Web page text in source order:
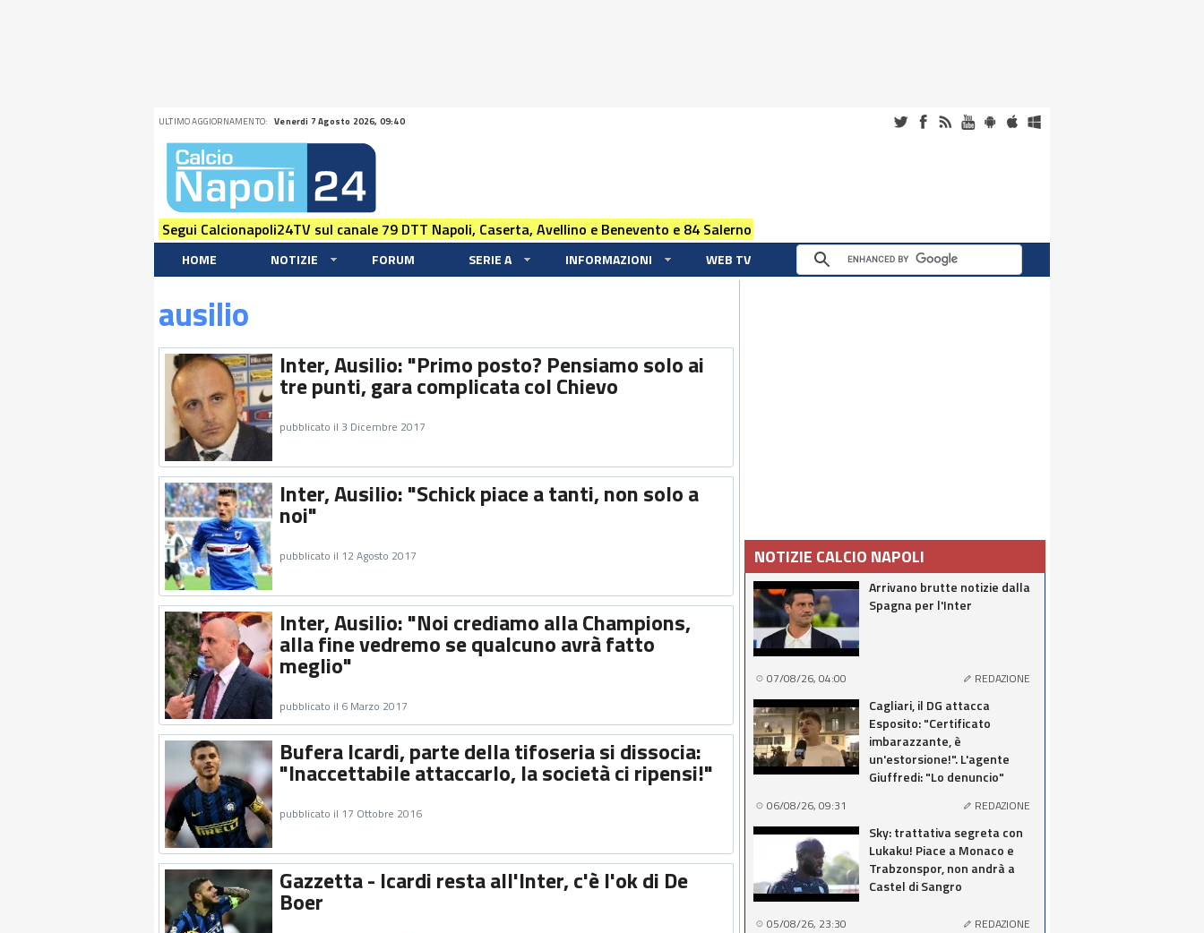
ULTIMO AGGIORNAMENTO: Venerdi 7 Agosto 2026, 09:40
Segui Calcionapoli24TV sul canale 79 DTT Napoli, Caserta, Avellino e Benevento e 84 Salerno
HOME NOTIZIE FORUM SERIE A INFORMAZIONI WEB TV
ausilio
Inter, Ausilio: "Primo posto? Pensiamo solo ai
tre punti, gara complicata col Chievo
pubblicato il 3 Dicembre 2017
Inter, Ausilio: "Schick piace a tanti, non solo a
noi"
pubblicato il 12 Agosto 2017
Inter, Ausilio: "Noi crediamo alla Champions,
alla fine vedremo se qualcuno avrà fatto
meglio"
pubblicato il 6 Marzo 2017
Bufera Icardi, parte della tifoseria si dissocia:
"Inaccettabile attaccarlo, la società ci ripensi!"
pubblicato il 17 Ottobre 2016
Gazzetta - Icardi resta all'Inter, c'è l'ok di De
Boer
NOTIZIE CALCIO NAPOLI
Arrivano brutte notizie dalla
Spagna per l'Inter
07/08/26, 04:00 REDAZIONE
Cagliari, il DG attacca
Esposito: "Certificato
imbarazzante, è
un'estorsione!". L'agente
Giuffredi: "Lo denuncio"
06/08/26, 09:31 REDAZIONE
Sky: trattativa segreta con
Lukaku! Piace a Monaco e
Trabzonspor, non andrà a
Castel di Sangro
05/08/26, 23:30 REDAZIONE